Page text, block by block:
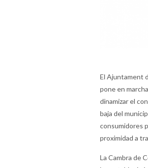
El Ajuntament
pone en
dinamizar el
baja del
consumidores
proximidad a
La Cambra de